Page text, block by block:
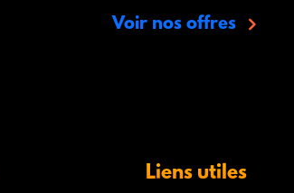
Voir nos offres
Liens utiles